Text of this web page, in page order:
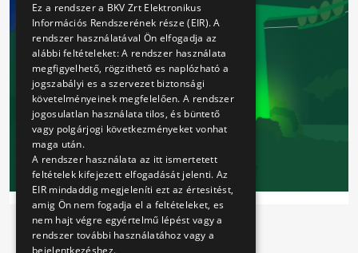
XI. Libegő Éjszakája
Ez a rendszer a BKV Zrt Elektronikus
Információs Rendszerének része (EIR). A
rendszer használatával Ön elfogadja az
alábbi feltételeket: A rendszer használata
megfigyelhető, rögzithető es naplózható a
jogszabályi es a szervezet biztonsági
követelményeinek megfelelően. A rendszer
jogosulatlan használata tilos, és büntető
vagy polgárjogi következményeket vonhat
maga után.
A rendszer használata az itt ismertetett
feltételek kifejezett elfogadását jelenti. Az
EIR mindaddig megjeleníti ezt az értesitést,
amig Ön nem fogadja el a feltételeket, es
nem hajt végre egyértelmű lépést vagy a
rendszer további használatához vagy a
bejelentkezéshez.